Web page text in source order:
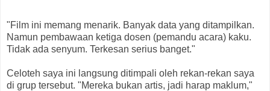
"Film ini memang menarik. Banyak data yang ditampilkan.
Namun pembawaan ketiga dosen (pemandu acara) kaku.
Tidak ada senyum. Terkesan serius banget."
Celoteh saya ini langsung ditimpali oleh rekan-rekan saya
di grup tersebut. "Mereka bukan artis, jadi harap maklum,"